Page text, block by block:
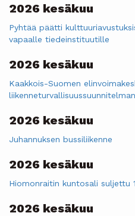
2026 kesäkuu
Pyhtää päätti
vapaalle tiedeinstituutille
2026 kesäkuu
Kaakkois-Suomen
2026 kesäkuu
Juhannuksen bussiliikenne
2026 kesäkuu
Hiomonraitin kuntosali suljettu
2026 kesäkuu